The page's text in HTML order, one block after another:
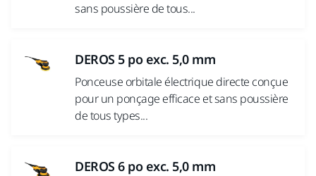
sans poussière de tous...
DEROS 5 po exc. 5,0 mm
Ponceuse orbitale électrique directe conçue
pour un ponçage efficace et sans poussière
de tous types...
DEROS 6 po exc. 5,0 mm